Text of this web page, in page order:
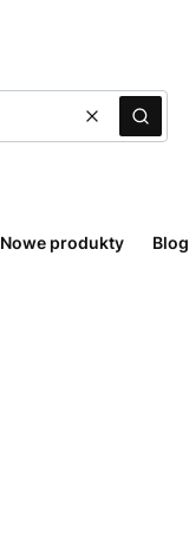
WyczyśćSzukaj
Nowe produkty Blog